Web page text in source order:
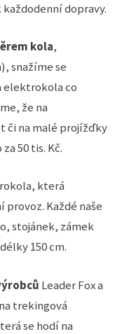
dopravy.
kola,
snažíme se
elektrokola co
že na
či na malé projížďky
50 tis. Kč.
která
Každé naše
stojánek, zámek
150 cm.
Leader Fox a
trekingová
se hodí na